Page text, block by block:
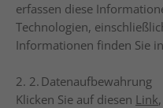
erfassen diese
Technologien,
Informationen finden Sie
2. 2. Datenaufbewahrung
Klicken Sie auf diesen Link